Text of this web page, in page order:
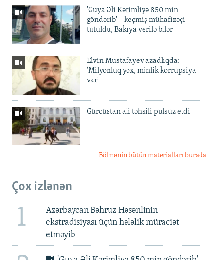
'Guya Əli Kərimliyə 850 min
göndərib' – keçmiş mühafizəçi
tutuldu, Bakıya verilə bilər
Elvin Mustafayev azadlıqda:
'Milyonluq yox, minlik korrupsiya
var'
Gürcüstan ali təhsili pulsuz etdi
Bölmənin bütün materialları burada
Çox izlənən
1
Azərbaycan Bəhruz Həsənlinin
ekstradisiyası üçün hələlik müraciət
etməyib